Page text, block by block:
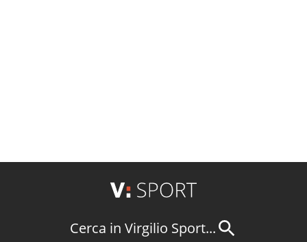
Cerca in Virgilio Sport...